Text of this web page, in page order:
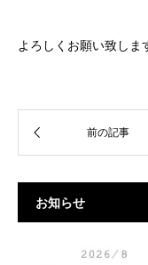
よろしくお願い致しま
お知らせ